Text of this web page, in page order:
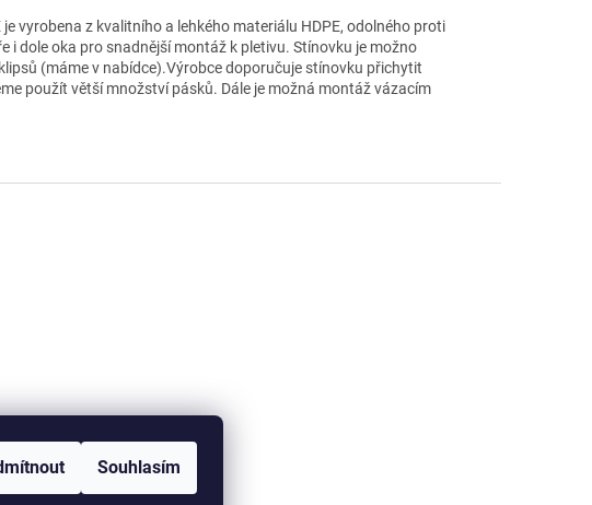
Souhlasím
je vyrobena z kvalitního a lehkého materiálu HDPE, odolného proti
i dole oka pro snadnější montáž k pletivu. Stínovku je možno
(máme v nabídce).Výrobce doporučuje stínovku přichytit
použít větší množství pásků. Dále je možná montáž vázacím